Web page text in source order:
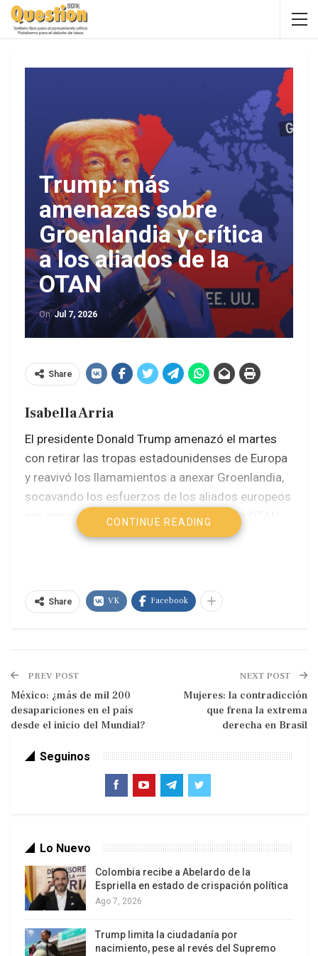
Trump: más
amenazas sobre
Groenlandia y crítica
a los aliados de la
OTAN
OnJul 7, 2026
Share
Isabella Arria
El presidente Donald Trump amenazó el martes
con retirar las tropas estadounidenses de Europa
y reavivó los llamamientos a anexar Groenlandia,
socavando los esfuerzos de los aliados europeos
por apaciguarlo durante una cumbre de la OTAN
en Turquía.Apurados por el magnate
prometieron aumentar el gasto en defensa y
dieron señales de reconciliación con Irán, en gran
Apenas llegado a la capital turca, donde le
recibieron con grandes honores y calles desiertas
para facilitar el paso de su vistosa comitiva, el
los aliados europeos y a la propia Europa y su
supuesta decadencia. Los aliados europeos y
Canadá contienen la respiración con temor a que
cita —cuidadosamente coreografiada y
conscientemente corta para evitar los choques—
en un carrusel de acusaciones a la OTAN.
“Hemos invertido billones de dólares en la OTAN.
CONTINUE READING
Share VK Facebook
PREV POST
México: ¿más de mil 200
desapariciones en el país
desde el inicio del Mundial?
NEXT POST
Mujeres: la contradicción
que frena la extrema
derecha en Brasil
Seguinos
Lo Nuevo
Colombia recibe a Abelardo de la
Espriella en estado de crispación política
Ago 7, 2026
Trump limita la ciudadanía por
nacimiento, pese al revés del Supremo